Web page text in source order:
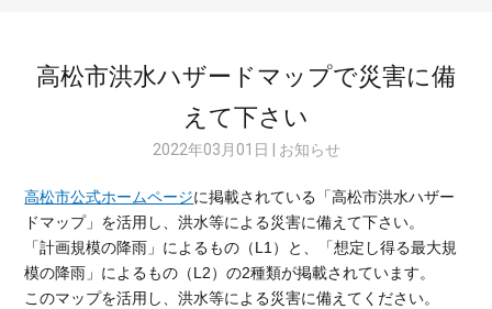
高松市洪水ハザードマップで災害に備
えて下さい
2022年03月01日 | お知らせ
高松市公式ホームページに掲載されている「高松市洪水ハザー
ドマップ」を活用し、洪水等による災害に備えて下さい。
「計画規模の降雨」によるもの（L1）と、「想定し得る最大規
模の降雨」によるもの（L2）の2種類が掲載されています。
このマップを活用し、洪水等による災害に備えてください。